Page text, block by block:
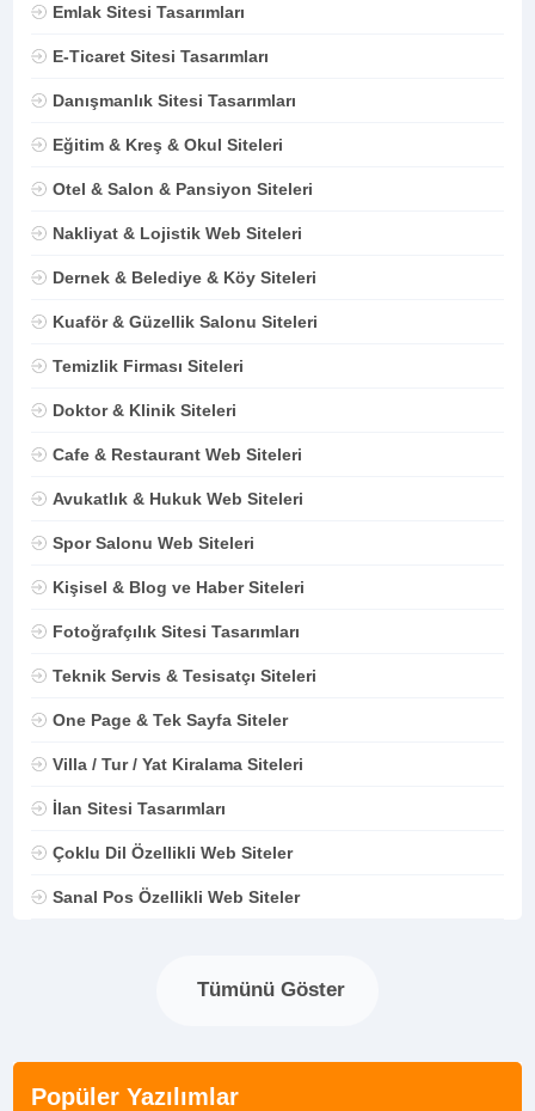
Emlak Sitesi Tasarımları
E-Ticaret Sitesi Tasarımları
Danışmanlık Sitesi Tasarımları
Eğitim & Kreş & Okul Siteleri
Otel & Salon & Pansiyon Siteleri
Nakliyat & Lojistik Web Siteleri
Dernek & Belediye & Köy Siteleri
Kuaför & Güzellik Salonu Siteleri
Temizlik Firması Siteleri
Doktor & Klinik Siteleri
Cafe & Restaurant Web Siteleri
Avukatlık & Hukuk Web Siteleri
Spor Salonu Web Siteleri
Kişisel & Blog ve Haber Siteleri
Fotoğrafçılık Sitesi Tasarımları
Teknik Servis & Tesisatçı Siteleri
One Page & Tek Sayfa Siteler
Villa / Tur / Yat Kiralama Siteleri
İlan Sitesi Tasarımları
Çoklu Dil Özellikli Web Siteler
Sanal Pos Özellikli Web Siteler
Tümünü Göster
Popüler Yazılımlar